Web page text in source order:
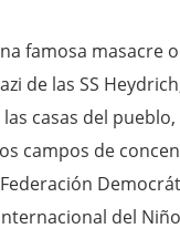
famosa masacre
de las SS
casas del
campos de
del